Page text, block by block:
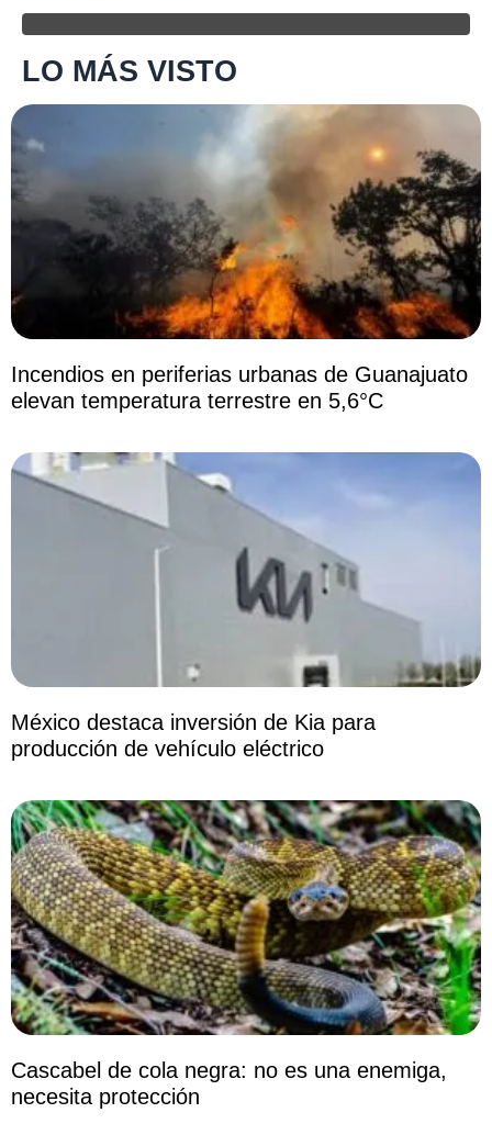
LO MÁS VISTO
Incendios en periferias urbanas de Guanajuato
elevan temperatura terrestre en 5,6°C
México destaca inversión de Kia para
producción de vehículo eléctrico
Cascabel de cola negra: no es una enemiga,
necesita protección